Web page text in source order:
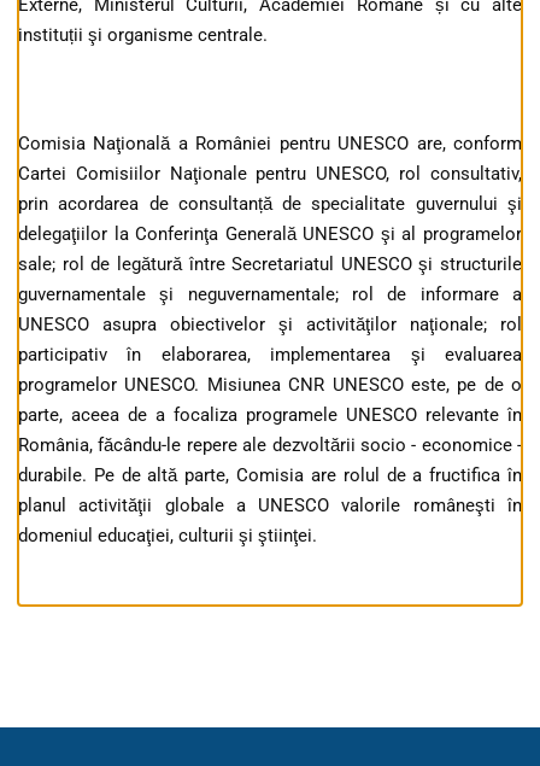
Externe, Ministerul Culturii, Academiei Române și cu alte
instituții şi organisme centrale.
Comisia Naţională a României pentru UNESCO are, conform
Cartei Comisiilor Naţionale pentru UNESCO, rol consultativ,
prin acordarea de consultanță de specialitate guvernului şi
delegaţiilor la Conferinţa Generală UNESCO şi al programelor
sale; rol de legătură între Secretariatul UNESCO şi structurile
guvernamentale şi neguvernamentale; rol de informare a
UNESCO asupra obiectivelor şi activităţilor naţionale; rol
participativ în elaborarea, implementarea şi evaluarea
programelor UNESCO. Misiunea CNR UNESCO este, pe de o
parte, aceea de a focaliza programele UNESCO relevante în
România, făcându-le repere ale dezvoltării socio - economice -
durabile. Pe de altă parte, Comisia are rolul de a fructifica în
planul activităţii globale a UNESCO valorile româneşti în
domeniul educaţiei, culturii şi ştiinţei.